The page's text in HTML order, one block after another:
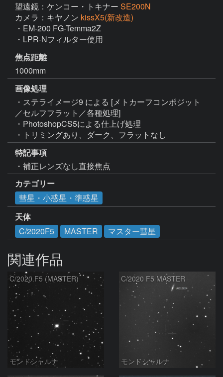
望遠鏡：ケンコー・トキナー SE200N
カメラ：キヤノン kissX5(新改造)
・EM-200 FG-Temma2Z
・LPR-Nフィルター使用
焦点距離
1000mm
画像処理
・ステライメージ9 による [メトカーフコンポジット
／セルフフラット／各種処理]
・PhotoshopCS5による仕上げ処理
・トリミングあり、ダーク、フラットなし
特記事項
・補正レンズなし直接焦点
カテゴリー
彗星・小惑星・準惑星
天体
C/2020F5
MASTER マスター彗星
関連作品
C/2020 F5 (MASTER)
モンドシャルナ
C/2020 F5 MASTER
モンドシャルナ